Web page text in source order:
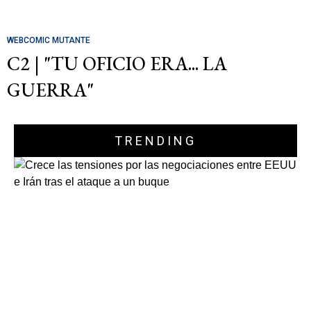
WEBCOMIC MUTANTE
C2 | "TU OFICIO ERA... LA
GUERRA"
TRENDING